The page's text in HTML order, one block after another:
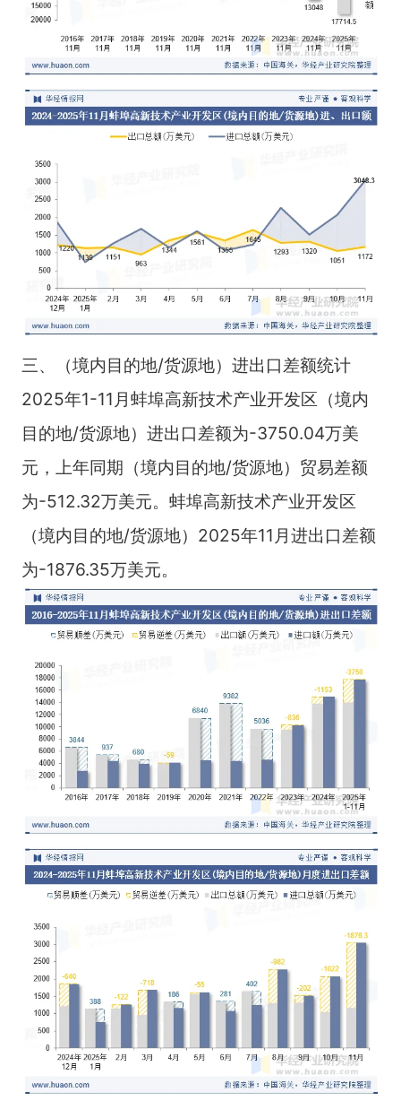
三、（境内目的地/货源地）进出口差额统计
2025年1-11月蚌埠高新技术产业开发区（境内
目的地/货源地）进出口差额为-3750.04万美
元，上年同期（境内目的地/货源地）贸易差额
为-512.32万美元。蚌埠高新技术产业开发区
（境内目的地/货源地）2025年11月进出口差额
为-1876.35万美元。